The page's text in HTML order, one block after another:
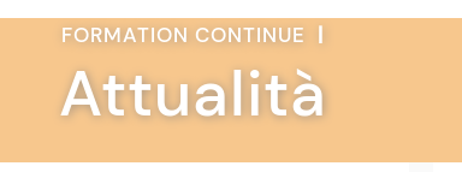
FORMATION CONTINUE |
Attualità